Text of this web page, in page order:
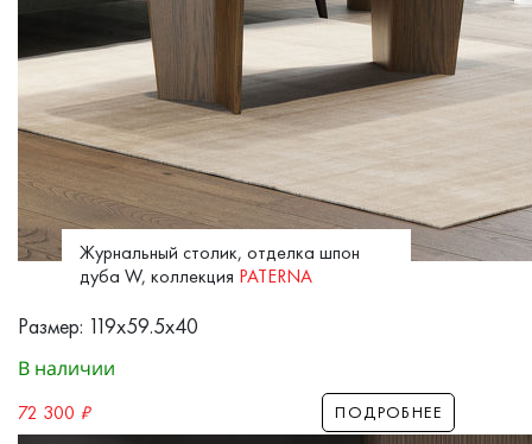
Журнальный столик, отделка шпон
дуба W, коллекция PATERNA
Размер: 119x59.5x40
В наличии
72 300 ₽ ПОДРОБНЕЕ